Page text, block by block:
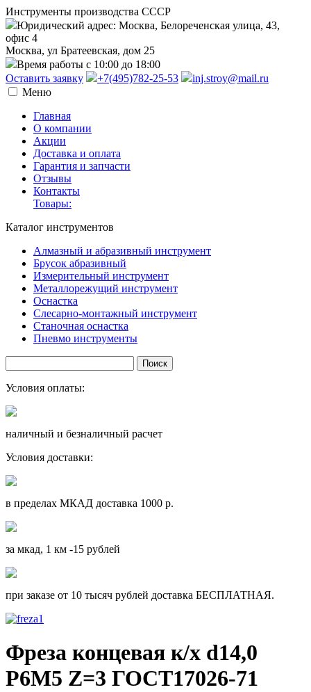
Инструменты производства СССР
Юридический адрес: Москва, Белореченская улица, 43,
офис 4
Москва, ул Братеевская, дом 25
Время работы с 10:00 до 18:00
Оставить заявку
+7(495)782-25-53
inj.stroy@mail.ru
Меню
Главная
О компании
Акции
Доставка и оплата
Гарантия и запчасти
Отзывы
Контакты
Товары:
Каталог инструментов
Алмазный и абразивный инструмент
Брусок абразивный
Измерительный инструмент
Металлорежущий инструмент
Оснастка
Слесарно-монтажный инструмент
Станочная оснастка
Пневмо инструменты
Условия оплаты:
наличный и безналичный расчет
Условия доставки:
в пределах МКАД доставка 1000 р.
за мкад, 1 км -15 рублей
при заказе от 10 тысяч рублей доставка БЕСПЛАТНАЯ.
Фреза концевая к/х d14,0
Р6М5 Z=3 ГОСТ17026-71